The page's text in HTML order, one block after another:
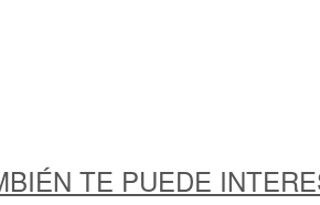
TE PUEDE